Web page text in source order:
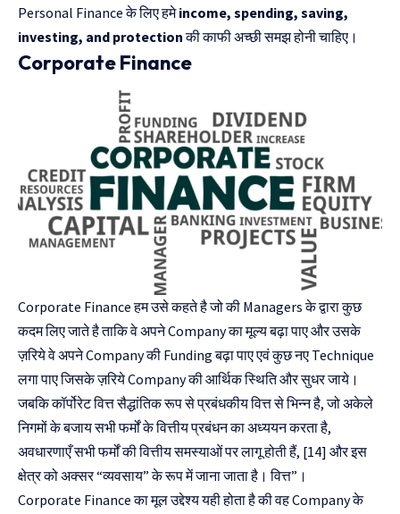
Personal Finance के लिए हमेincome, spending, saving,
investing, and protectionकी काफी अच्छी समझ होनी चाहिए।
Corporate Finance
Corporate Finance हम उसे कहते है जो की Managers के द्वारा कुछ
कदम लिए जाते है ताकि वे अपने Company का मूल्य बढ़ा पाए और उसके
ज़रिये वे अपने Company की Funding बढ़ा पाए एवं कुछ नए Technique
लगा पाए जिसके ज़रिये Company की आर्थिक स्थिति और सुधर जाये।
जबकि कॉर्पोरेट वित्त सैद्धांतिक रूप से प्रबंधकीय वित्त से भिन्न है, जो अकेले
निगमों के बजाय सभी फर्मों के वित्तीय प्रबंधन का अध्ययन करता है,
अवधारणाएँ सभी फर्मों की वित्तीय समस्याओं पर लागू होती हैं, [14] और इस
क्षेत्र को अक्सर “व्यवसाय” के रूप में जाना जाता है। वित्त”।
Corporate Finance का मूल उद्देश्य यही होता है की वह Company के